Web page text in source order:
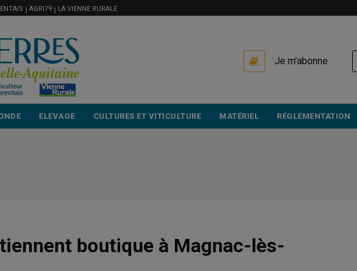
AGRI79 LA VIENNE RURALE
Je m'abonne
ELEVAGE CULTURES ET VITICULTURE MATÉRIEL RÉGLEMENTATION
boutique à Magnac-lès-